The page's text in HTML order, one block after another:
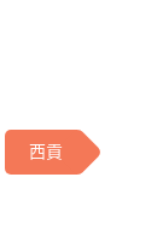
西貢